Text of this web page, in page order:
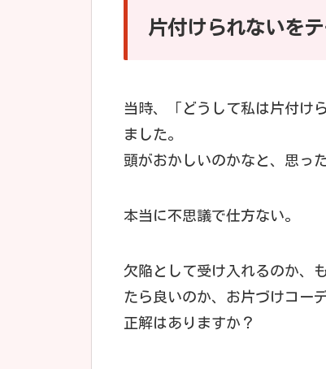
片付けられないを
当時、「どうして私は片付け
ました。
頭がおかしいのかなと、思っ
本当に不思議で仕方ない。
欠陥として受け入れるのか、
たら良いのか、お片づけコー
正解はありますか？